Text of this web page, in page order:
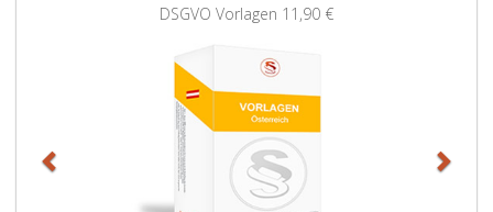
DSGVO Vorlagen 11,90 €